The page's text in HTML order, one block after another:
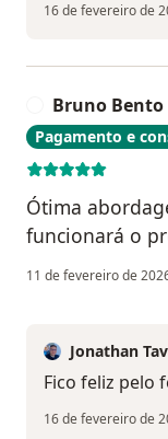
16 de fevereiro de
Bruno Bento
Pagamento e
Ótima
funcionará o
11 de fevereiro de
Jonathan
Fico feliz pelo
16 de fevereiro de